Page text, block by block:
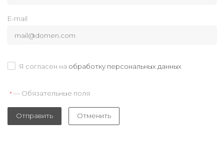
E-mail
Я согласен на обработку персональных данных
* — Обязательные поля
Отправить Отменить